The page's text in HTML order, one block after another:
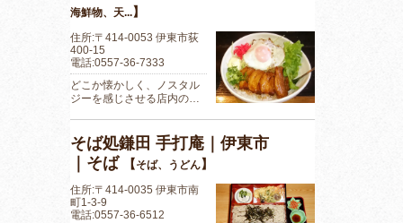
海鮮物、天...】
住所:〒414-0053 伊東市荻
400-15
電話:0557-36-7333
どこか懐かしく、ノスタル
ジーを感じさせる店内の…
そば処鎌田 手打庵｜伊東市
｜そば
【そば、うどん】
住所:〒414-0035 伊東市南
町1-3-9
電話:0557-36-6512